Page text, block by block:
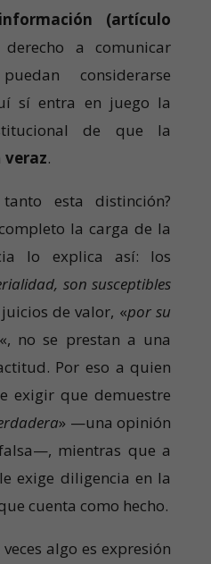
(artículo
a comunicar
considerarse
sí entra en juego la
de que la
veraz.
esta distinción?
la carga de la
lo explica así: los
son susceptibles
de valor, «por su
«, no se prestan a una
Por eso a quien
exigir que demuestre
» —una opinión
mientras que a
exige diligencia en la
cuenta como hecho.
algo es expresión